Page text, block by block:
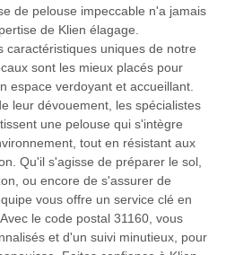
de pelouse impeccable n'a jamais
de Klien élagage.
caractéristiques uniques de notre
sont les mieux placés pour
espace verdoyant et accueillant.
leur dévouement, les spécialistes
une pelouse qui s'intègre
tout en résistant aux
Qu'il s'agisse de préparer le sol,
ou encore de s'assurer de
vous offre un service clé en
le code postal 31160, vous
et d'un suivi minutieux, pour